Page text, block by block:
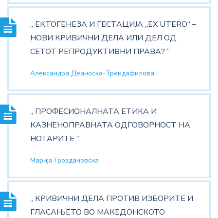
„ ЕКТОГЕНЕЗА И ГЕСТАЦИЈА „EX UTERO“ –
НОВИ КРИВИЧНИ ДЕЛА ИЛИ ДЕЛ ОД
СЕТОТ РЕПРОДУКТИВНИ ПРАВА? “
Александра Деаноска-Трендафилова
„ ПРОФЕСИОНАЛНАТА ЕТИКА И
КАЗНЕНОПРАВНАТА ОДГОВОРНОСТ НА
НОТАРИТЕ “
Марија Гроздановска
„ КРИВИЧНИ ДЕЛА ПРОТИВ ИЗБОРИТЕ И
ГЛАСАЊЕТО ВО МАКЕДОНСКОТО